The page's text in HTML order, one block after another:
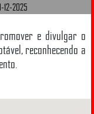
12-2025
e divulgar o
reconhecendo a